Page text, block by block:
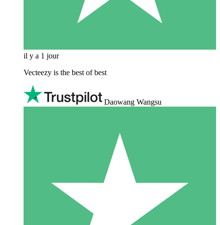
il y a 1 jour
Vecteezy is the best of best
Daowang Wangsu